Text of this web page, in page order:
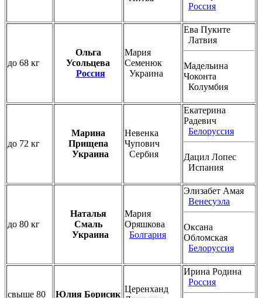
Россия
до 68 кг
Ольга
Усольцева
Россия
Мария
Семенюк
Украина
Ева Пуките
Латвия
Мадельина
Чоконта
Колумбия
до 72 кг
Марина
Прищепа
Украина
Невенка
Чупович
Сербия
Екатерина
Радевич
Белоруссия
Дацил Лопес
Испания
до 80 кг
Наталья
Смаль
Украина
Мария
Оряшкова
Болгария
Элизабет Амая
Венесуэла
Оксана
Обломская
Белоруссия
свыше 80
Юлия Борисик
Церенханд
Ирина Родина
Россия